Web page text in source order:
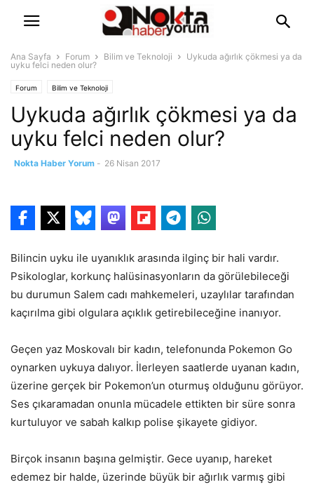
Ana Sayfa Forum Bilim ve Teknoloji
Uykuda ağırlık çökmesi ya da
uyku felci neden olur?
Forum Bilim ve Teknoloji
Uykuda ağırlık çökmesi ya da
uyku felci neden olur?
Nokta Haber Yorum - 26 Nisan 2017
Bilincin uyku ile uyanıklık arasında ilginç bir hali vardır.
Psikologlar, korkunç halüsinasyonların da görülebileceği
bu durumun Salem cadı mahkemeleri, uzaylılar tarafından
kaçırılma gibi olgulara açıklık getirebileceğine inanıyor.
Geçen yaz Moskovalı bir kadın, telefonunda Pokemon Go
oynarken uykuya dalıyor. İlerleyen saatlerde uyanan kadın,
üzerine gerçek bir Pokemon’un oturmuş olduğunu görüyor.
Ses çıkaramadan onunla mücadele ettikten bir süre sonra
kurtuluyor ve sabah kalkıp polise şikayete gidiyor.
Birçok insanın başına gelmiştir. Gece uyanıp, hareket
edemez bir halde, üzerinde büyük bir ağırlık varmış gibi